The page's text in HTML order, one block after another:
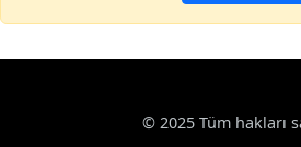
© 2025 Tüm hakları